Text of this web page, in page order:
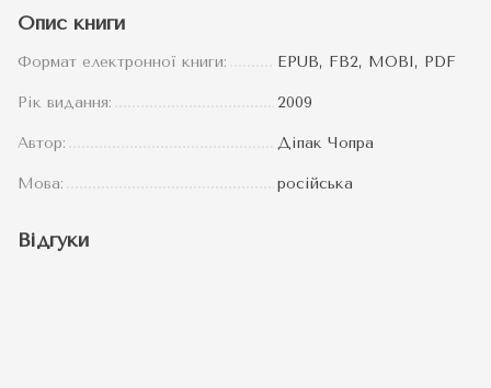
Опис книги
Формат електронної книги: EPUB, FB2, MOBI, PDF
Рік видання: 2009
Автор: Діпак Чопра
Мова: російська
Відгуки